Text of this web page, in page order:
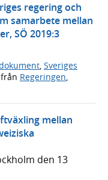
regering och
samarbete mellan
SÖ 2019:3
, Sveriges
från Regeringen,
mellan
den 13